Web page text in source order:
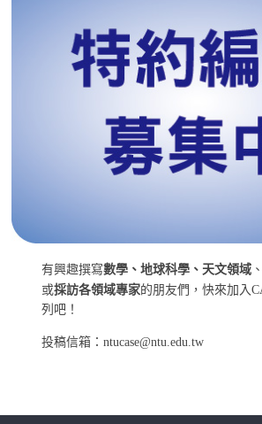
有興趣撰寫數學、地球科學、天文領域
或採訪各領域專家的朋友們，快來加入
列吧！
投稿信箱：ntucase@ntu.edu.tw